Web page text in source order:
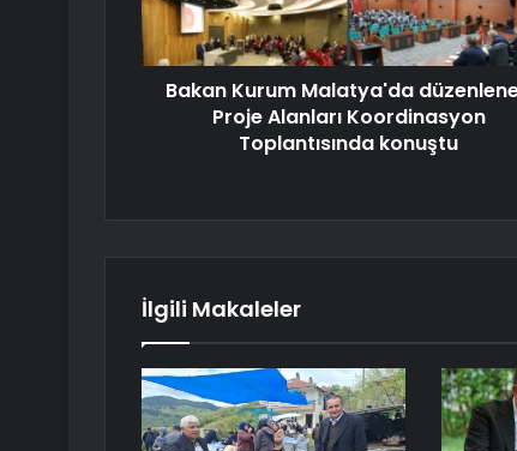
Bakan Kurum Malatya'da
Proje Alanları Koordinasyon
Toplantısında konuştu
İlgili Makaleler